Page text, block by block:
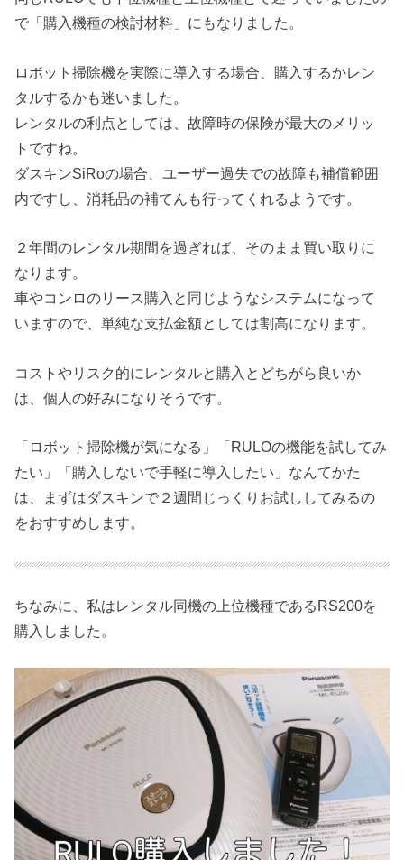
で「購入機種の検討材料」にもなりました。
ロボット掃除機を実際に導入する場合、購入するかレン
タルするかも迷いました。
レンタルの利点としては、故障時の保険が最大のメリッ
トですね。
ダスキンSiRoの場合、ユーザー過失での故障も補償範囲
内ですし、消耗品の補てんも行ってくれるようです。
２年間のレンタル期間を過ぎれば、そのまま買い取りに
なります。
車やコンロのリース購入と同じようなシステムになって
いますので、単純な支払金額としては割高になります。
コストやリスク的にレンタルと購入とどちがら良いか
は、個人の好みになりそうです。
「ロボット掃除機が気になる」「RULOの機能を試してみ
たい」「購入しないで手軽に導入したい」なんてかた
は、まずはダスキンで２週間じっくりお試ししてみるの
をおすすめします。
ちなみに、私はレンタル同機の上位機種であるRS200を
購入しました。